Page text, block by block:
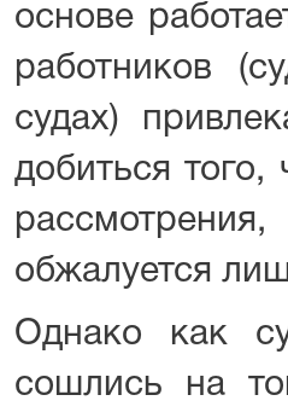
основе
работников
судах)
добиться того,
обжалуется
Однако как
сошлись на